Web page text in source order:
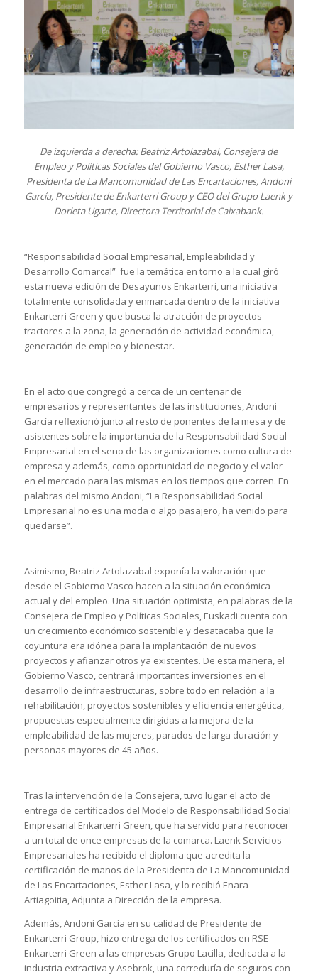
De izquierda a derecha: Beatriz Artolazabal, Consejera de
Empleo y Políticas Sociales del Gobierno Vasco, Esther Lasa,
Presidenta de La Mancomunidad de Las Encartaciones, Andoni
García, Presidente de Enkarterri Group y CEO del Grupo Laenk y
Dorleta Ugarte, Directora Territorial de Caixabank.
“Responsabilidad Social Empresarial, Empleabilidad y
Desarrollo Comarcal” fue la temática en torno a la cual giró
esta nueva edición de Desayunos Enkarterri, una iniciativa
totalmente consolidada y enmarcada dentro de la iniciativa
Enkarterri Green y que busca la atracción de proyectos
tractores a la zona, la generación de actividad económica,
generación de empleo y bienestar.
En el acto que congregó a cerca de un centenar de
empresarios y representantes de las instituciones, Andoni
García reflexionó junto al resto de ponentes de la mesa y de
asistentes sobre la importancia de la Responsabilidad Social
Empresarial en el seno de las organizaciones como cultura de
empresa y además, como oportunidad de negocio y el valor
en el mercado para las mismas en los tiempos que corren. En
palabras del mismo Andoni, “La Responsabilidad Social
Empresarial no es una moda o algo pasajero, ha venido para
quedarse”.
Asimismo, Beatriz Artolazabal exponía la valoración que
desde el Gobierno Vasco hacen a la situación económica
actual y del empleo. Una situación optimista, en palabras de la
Consejera de Empleo y Políticas Sociales, Euskadi cuenta con
un crecimiento económico sostenible y desatacaba que la
coyuntura era idónea para la implantación de nuevos
proyectos y afianzar otros ya existentes. De esta manera, el
Gobierno Vasco, centrará importantes inversiones en el
desarrollo de infraestructuras, sobre todo en relación a la
rehabilitación, proyectos sostenibles y eficiencia energética,
propuestas especialmente dirigidas a la mejora de la
empleabilidad de las mujeres, parados de larga duración y
personas mayores de 45 años.
Tras la intervención de la Consejera, tuvo lugar el acto de
entrega de certificados del Modelo de Responsabilidad Social
Empresarial Enkarterri Green, que ha servido para reconocer
a un total de once empresas de la comarca. Laenk Servicios
Empresariales ha recibido el diploma que acredita la
certificación de manos de la Presidenta de La Mancomunidad
de Las Encartaciones, Esther Lasa, y lo recibió Enara
Artiagoitia, Adjunta a Dirección de la empresa.
Además, Andoni García en su calidad de Presidente de
Enkarterri Group, hizo entrega de los certificados en RSE
Enkarterri Green a las empresas Grupo Lacilla, dedicada a la
industria extractiva y Asebrok, una correduría de seguros con